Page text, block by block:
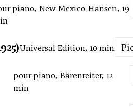
piano, New Mexico-Hansen, 19
Universal Edition, 10 min
pour piano, Bärenreiter, 12
min